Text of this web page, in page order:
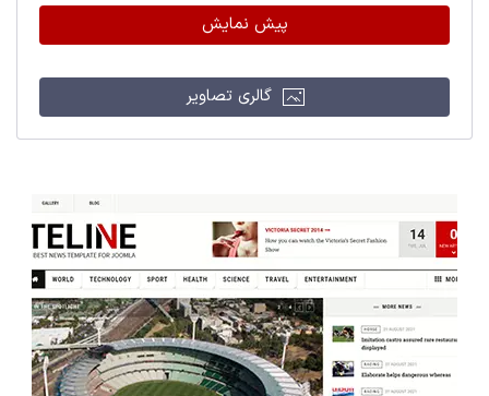
پیش نمایش
گالری تصاویر